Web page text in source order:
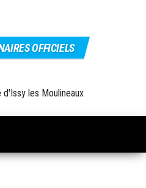
OFFICIELS
les Moulineaux